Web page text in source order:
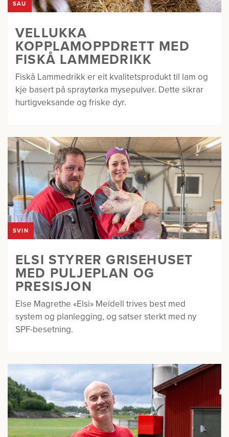
SAU
VELLUKKA
KOPPLAMOPPDRETT MED
FISKÅ LAMMEDRIKK
Fiskå Lammedrikk er eit kvalitetsprodukt til lam og
kje basert på spraytørka mysepulver. Dette sikrar
hurtigveksande og friske dyr.
SVIN
ELSI STYRER GRISEHUSET
MED PULJEPLAN OG
PRESISJON
Else Magrethe «Elsi» Meidell trives best med
system og planlegging, og satser sterkt med ny
SPF-besetning.